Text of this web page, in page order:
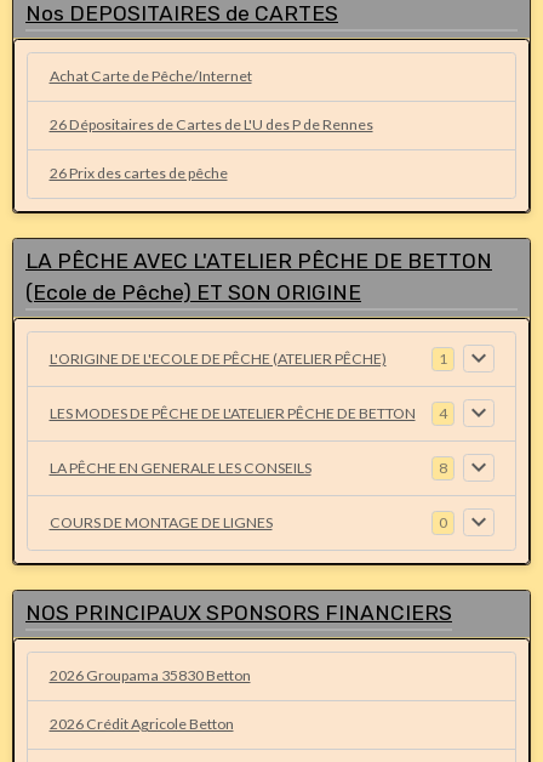
Nos DEPOSITAIRES de CARTES
Achat Carte de Pêche/Internet
26 Dépositaires de Cartes de L'U des P de Rennes
26 Prix des cartes de pêche
LA PÊCHE AVEC L'ATELIER PÊCHE DE BETTON
(Ecole de Pêche) ET SON ORIGINE
L'ORIGINE DE L'ECOLE DE PÊCHE (ATELIER PÊCHE) 1
LES MODES DE PÊCHE DE L'ATELIER PÊCHE DE BETTON 4
LA PÊCHE EN GENERALE LES CONSEILS 8
COURS DE MONTAGE DE LIGNES 0
NOS PRINCIPAUX SPONSORS FINANCIERS
2026 Groupama 35830 Betton
2026 Crédit Agricole Betton